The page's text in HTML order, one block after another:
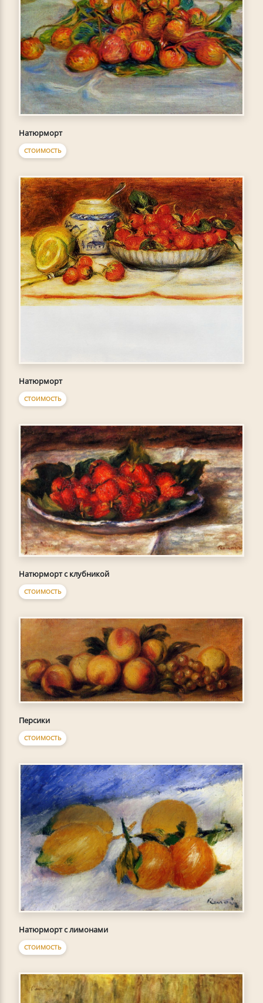
Натюрморт
СТОИМОСТЬ
Натюрморт
СТОИМОСТЬ
Натюрморт с клубникой
СТОИМОСТЬ
Персики
СТОИМОСТЬ
Натюрморт с лимонами
СТОИМОСТЬ